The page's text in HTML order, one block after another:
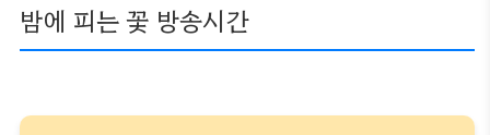
밤에 피는 꽃 방송시간